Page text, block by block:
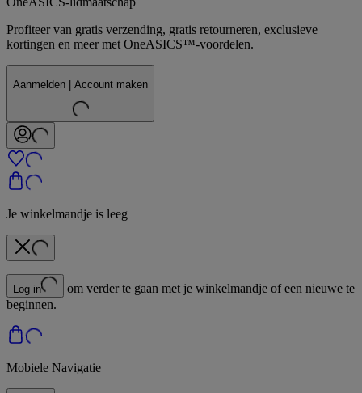
Profiteer van gratis verzending, gratis retourneren, exclusieve
kortingen en meer met OneASICS™-voordelen.
Aanmelden | Account maken
Je winkelmandje is leeg
Log in
om verder te gaan met je winkelmandje of een nieuwe te
beginnen.
Mobiele Navigatie